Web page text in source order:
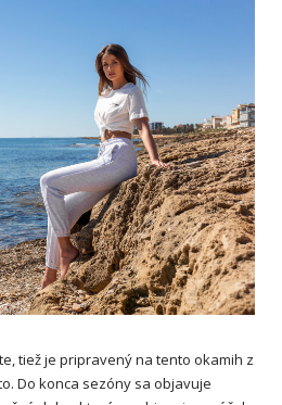
tiež je pripravený na tento okamih z
Do konca sezóny sa objavuje